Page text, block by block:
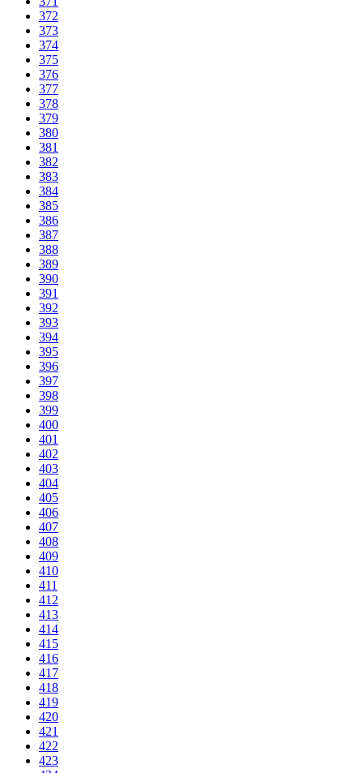
372
373
374
375
376
377
378
379
380
381
382
383
384
385
386
387
388
389
390
391
392
393
394
395
396
397
398
399
400
401
402
403
404
405
406
407
408
409
410
411
412
413
414
415
416
417
418
419
420
421
422
423